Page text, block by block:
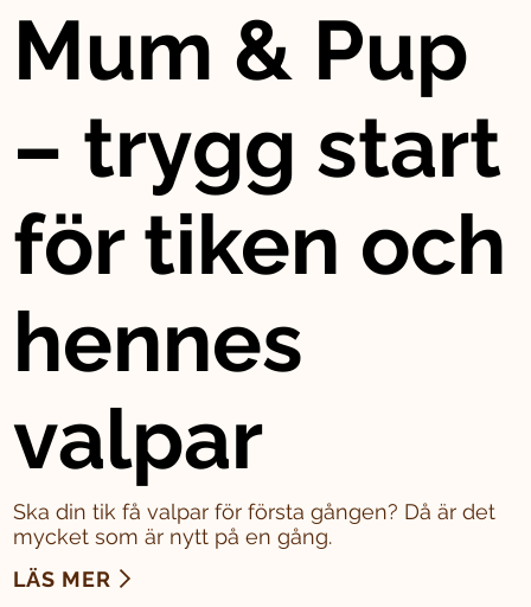
Mum & Pup
– trygg start
för tiken och
hennes
valpar
Ska din tik få valpar för första gången? Då är det
mycket som är nytt på en gång.
LÄS MER